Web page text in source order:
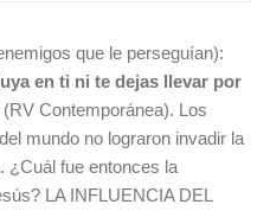
que le perseguían):
en ti ni te dejas llevar por
(RV Contemporánea). Los
mundo no lograron invadir la
¿Cuál fue entonces la
LA INFLUENCIA DEL